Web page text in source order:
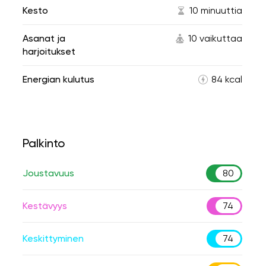
Kesto 10 minuuttia
Asanat ja
harjoitukset
10 vaikuttaa
Energian kulutus 84 kcal
Palkinto
Joustavuus 80
Kestävyys 74
Keskittyminen 74